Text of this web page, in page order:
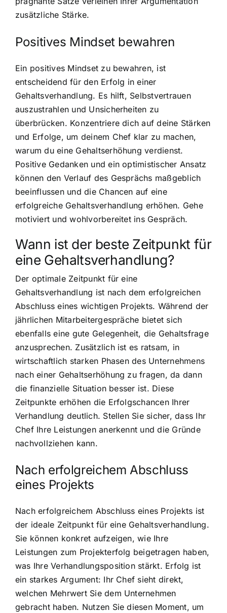
zusätzliche Stärke.
Positives Mindset bewahren
Ein positives Mindset zu bewahren, ist
entscheidend für den Erfolg in einer
Gehaltsverhandlung. Es hilft, Selbstvertrauen
auszustrahlen und Unsicherheiten zu
überbrücken. Konzentriere dich auf deine Stärken
und Erfolge, um deinem Chef klar zu machen,
warum du eine Gehaltserhöhung verdienst.
Positive Gedanken und ein optimistischer Ansatz
können den Verlauf des Gesprächs maßgeblich
beeinflussen und die Chancen auf eine
erfolgreiche Gehaltsverhandlung erhöhen. Gehe
motiviert und wohlvorbereitet ins Gespräch.
Wann ist der beste Zeitpunkt für
eine Gehaltsverhandlung?
Der optimale Zeitpunkt für eine
Gehaltsverhandlung ist nach dem erfolgreichen
Abschluss eines wichtigen Projekts. Während der
jährlichen Mitarbeitergespräche bietet sich
ebenfalls eine gute Gelegenheit, die Gehaltsfrage
anzusprechen. Zusätzlich ist es ratsam, in
wirtschaftlich starken Phasen des Unternehmens
nach einer Gehaltserhöhung zu fragen, da dann
die finanzielle Situation besser ist. Diese
Zeitpunkte erhöhen die Erfolgschancen Ihrer
Verhandlung deutlich. Stellen Sie sicher, dass Ihr
Chef Ihre Leistungen anerkennt und die Gründe
nachvollziehen kann.
Nach erfolgreichem Abschluss
eines Projekts
Nach erfolgreichem Abschluss eines Projekts ist
der ideale Zeitpunkt für eine Gehaltsverhandlung.
Sie können konkret aufzeigen, wie Ihre
Leistungen zum Projekterfolg beigetragen haben,
was Ihre Verhandlungsposition stärkt. Erfolg ist
ein starkes Argument: Ihr Chef sieht direkt,
welchen Mehrwert Sie dem Unternehmen
gebracht haben. Nutzen Sie diesen Moment, um